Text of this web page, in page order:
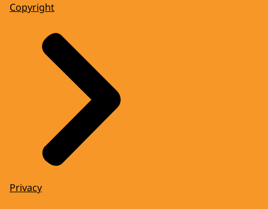
Copyright
Privacy